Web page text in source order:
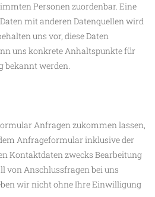
Personen zuordenbar. Eine
mit anderen Datenquellen wird
uns vor, diese Daten
uns konkrete Anhaltspunkte für
bekannt werden.
Anfragen zukommen lassen,
Anfrageformular inklusive der
Kontaktdaten zwecks Bearbeitung
von Anschlussfragen bei uns
wir nicht ohne Ihre Einwilligung